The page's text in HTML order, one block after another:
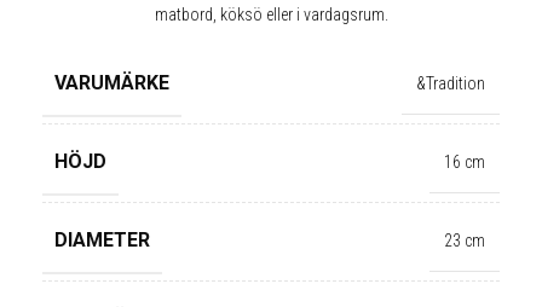
matbord, köksö eller i vardagsrum.
VARUMÄRKE &Tradition
HÖJD 16 cm
DIAMETER 23 cm